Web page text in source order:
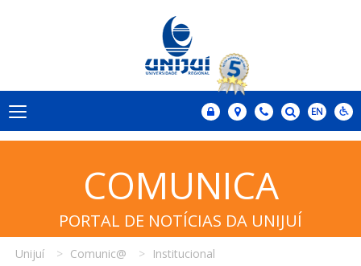
COMUNICA
PORTAL DE NOTÍCIAS DA UNIJUÍ
Unijuí Comunic@
Institucional